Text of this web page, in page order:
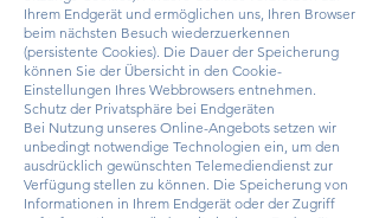
Ihrem Endgerät und ermöglichen uns, Ihren Browser
beim nächsten Besuch wiederzuerkennen
(persistente Cookies). Die Dauer der Speicherung
können Sie der Übersicht in den Cookie-
Einstellungen Ihres Webbrowsers entnehmen.
Schutz der Privatsphäre bei Endgeräten
Bei Nutzung unseres Online-Angebots setzen wir
unbedingt notwendige Technologien ein, um den
ausdrücklich gewünschten Telemediendienst zur
Verfügung stellen zu können. Die Speicherung von
Informationen in Ihrem Endgerät oder der Zugriff